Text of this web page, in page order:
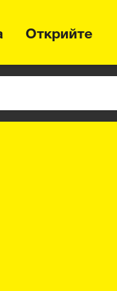
Открийте